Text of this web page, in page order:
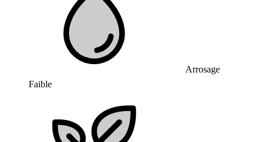
Arrosage
Faible